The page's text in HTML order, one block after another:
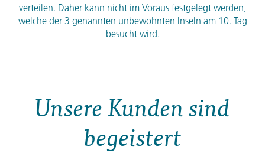
verteilen. Daher kann nicht im Voraus festgelegt werden,
welche der 3 genannten unbewohnten Inseln am 10. Tag
besucht wird.
Unsere Kunden sind
begeistert